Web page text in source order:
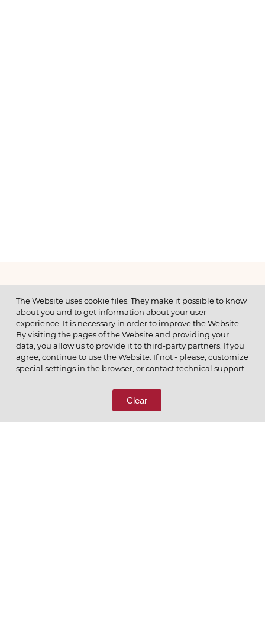
МЕНЮ
© 2026 ОАО
ПОЗВОНИТЕ НАМ
8 (800) 333-65-66
The Website uses cookie files. They make it possible to know
about you and to get information about your user
experience. It is necessary in order to improve the Website.
By visiting the pages of the Website and providing your
data, you allow us to provide it to third-party partners. If you
agree, continue to use the Website. If not - please, customize
special settings in the browser, or contact technical support.
Clear